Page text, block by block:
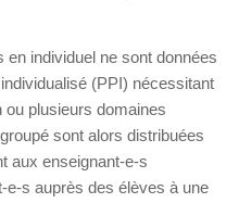
en individuel ne sont données
(PPI) nécessitant
ou plusieurs domaines
sont alors distribuées
aux enseignant-e-s
e-s auprès des élèves à une